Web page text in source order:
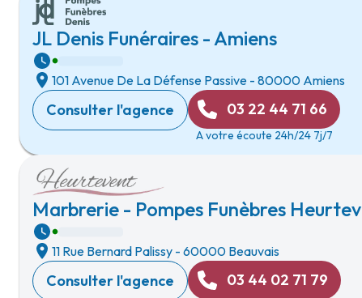
JL Denis Funéraires - Amiens
101 Avenue De La Défense Passive - 80000 Amiens
Consulter l'agence 03 22 44 71 66
A votre écoute 24h/24 7j/7
Marbrerie - Pompes Funèbres
11 Rue Bernard Palissy - 60000 Beauvais
Consulter l'agence 03 44 02 71 79